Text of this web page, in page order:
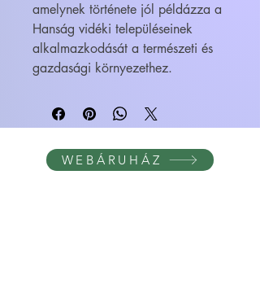
amelynek története jól példázza a
Hanság vidéki településeinek
alkalmazkodását a természeti és
gazdasági környezethez.
WEBÁRUHÁZ